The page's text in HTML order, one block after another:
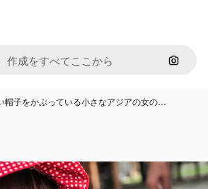
画像で
帽子をかぶっている小さなアジアの女の…